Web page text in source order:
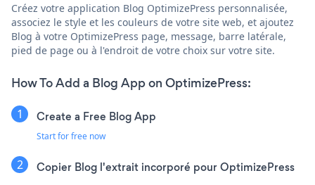
Créez votre application Blog OptimizePress personnalisée,
associez le style et les couleurs de votre site web, et ajoutez
Blog à votre OptimizePress page, message, barre latérale,
pied de page ou à l'endroit de votre choix sur votre site.
How To Add a Blog App on OptimizePress:
Create a Free Blog App
Start for free now
Copier Blog l'extrait incorporé pour OptimizePress